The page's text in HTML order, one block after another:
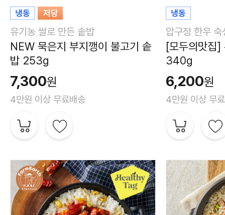
유기농 쌀로 만든 솥밥
NEW 묵은지 부지깽이 불고기 솥
밥 253g
7,300원
4만원 이상 무료배송
압구정 한우
[모두의맛집]
340g
6,200원
4만원 이상 무